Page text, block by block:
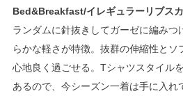
Bed&Breakfast/イレギュラーリブス
ランダムに針抜きしてガーゼに編みつ
らかな軽さが特徴。抜群の伸縮性とソ
心地良く過ごせる。Tシャツスタイル
あるので、今シーズン一着は手に入れ